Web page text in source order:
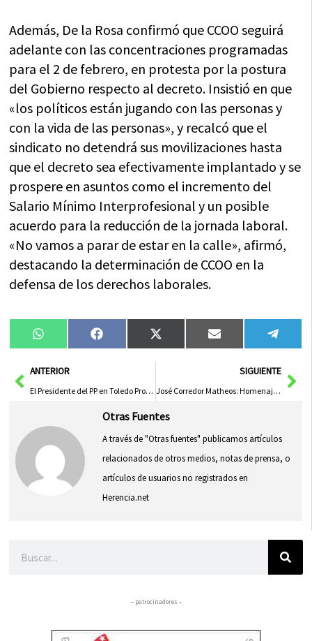
Además, De la Rosa confirmó que CCOO seguirá
adelante con las concentraciones programadas
para el 2 de febrero, en protesta por la postura
del Gobierno respecto al decreto. Insistió en que
«los políticos están jugando con las personas y
con la vida de las personas», y recalcó que el
sindicato no detendrá sus movilizaciones hasta
que el decreto sea efectivamente implantado y se
prospere en asuntos como el incremento del
Salario Mínimo Interprofesional y un posible
acuerdo para la reducción de la jornada laboral.
«No vamos a parar de estar en la calle», afirmó,
destacando la determinación de CCOO en la
defensa de los derechos laborales.
Compartir
en
WhatsAppCompartir
en
FacebookCompartir
en
X
(Twitter)
Compartir
en
Email
en
AntANTERIOR
El Presidente del PP en Toledo Propone Elecciones en Lugar de Comentar sobre Vox y Junts
SIGUIENTE
José Corredor Matheos: Homenaje al Legado Poético y Literario por la Academia de C-LM
Otras Fuentes
A través de "Otras fuentes" publicamos artículos
relacionados de otros medios, notas de prensa, o
artículos de usuarios no registrados en
Herencia.net
– patrocinadores –